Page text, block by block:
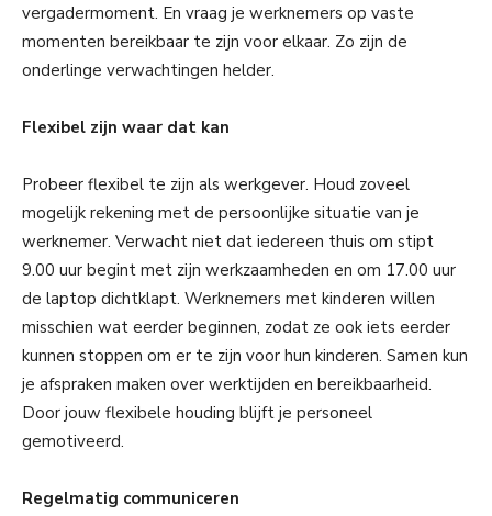
vergadermoment. En vraag je werknemers op vaste
momenten bereikbaar te zijn voor elkaar. Zo zijn de
onderlinge verwachtingen helder.
Flexibel zijn waar dat kan
Probeer flexibel te zijn als werkgever. Houd zoveel
mogelijk rekening met de persoonlijke situatie van je
werknemer. Verwacht niet dat iedereen thuis om stipt
9.00 uur begint met zijn werkzaamheden en om 17.00 uur
de laptop dichtklapt. Werknemers met kinderen willen
misschien wat eerder beginnen, zodat ze ook iets eerder
kunnen stoppen om er te zijn voor hun kinderen. Samen kun
je afspraken maken over werktijden en bereikbaarheid.
Door jouw flexibele houding blijft je personeel
gemotiveerd.
Regelmatig communiceren